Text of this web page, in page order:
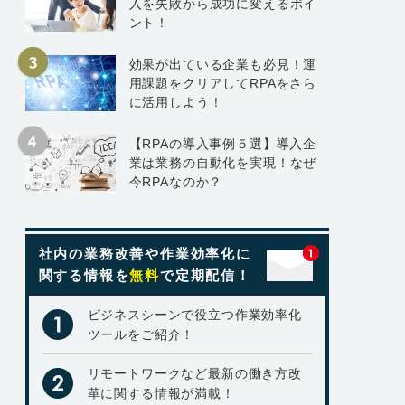
入を失敗から成功に変えるポイ
ント！
効果が出ている企業も必見！運
用課題をクリアしてRPAをさら
に活用しよう！
【RPAの導入事例５選】導入企
業は業務の自動化を実現！なぜ
今RPAなのか？
社内の業務改善や作業効率化に
関する情報を無料で定期配信！
ビジネスシーンで役立つ作業効率化
ツールをご紹介！
リモートワークなど最新の働き方改
革に関する情報が満載！